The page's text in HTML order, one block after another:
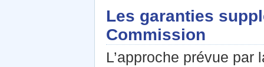
Les garanties
Commission
L’approche prévue